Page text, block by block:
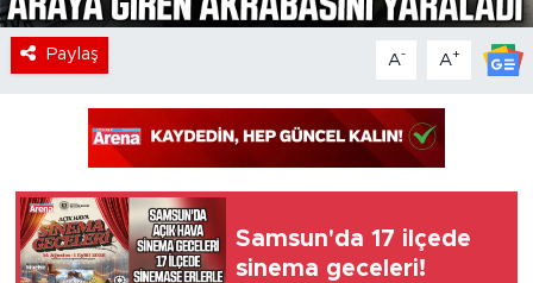
Paylaş A- A+
Samsun'da 17 ilçede
sinema geceleri!